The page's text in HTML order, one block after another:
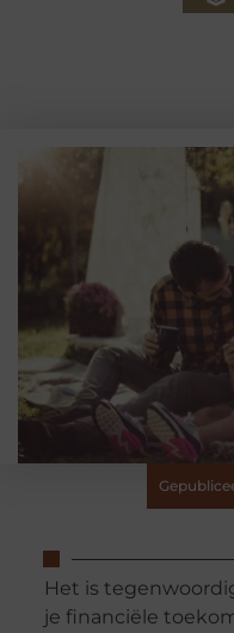
Het is
je financiële